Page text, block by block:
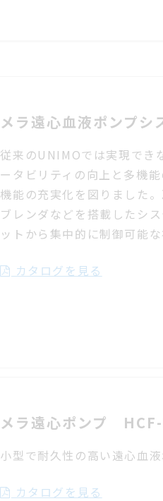
メラ遠心血液ポンプ
従来のUNIMOでは実現でき
ータビリティの向上と多機
機能の充実化を図りました
ブレンダなどを搭載したシ
ットから集中的に制御可能な
カタログを見る
メラ遠心ポンプ
小型で耐久性の高い遠心血液
カタログを見る